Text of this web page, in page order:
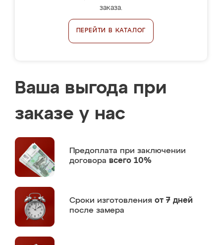
заказа.
ПЕРЕЙТИ В КАТАЛОГ
Ваша выгода при
заказе у нас
Предоплата при заключении
договора всего 10%
Сроки изготовления от 7 дней
после замера